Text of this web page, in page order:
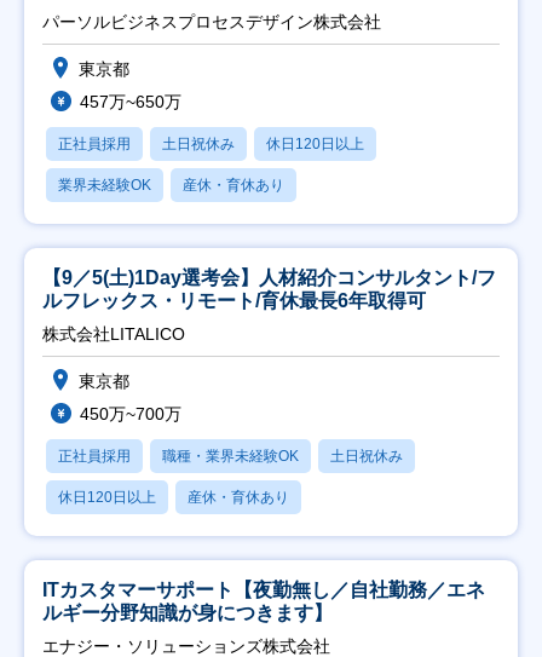
ト推進】
パーソルビジネスプロセスデザイン株式会社
東京都
457万~650万
正社員採用 土日祝休み 休日120日以上
業界未経験OK 産休・育休あり
【9／5(土)1Day選考会】人材紹介コンサルタント/フ
ルフレックス・リモート/育休最長6年取得可
株式会社LITALICO
東京都
450万~700万
正社員採用 職種・業界未経験OK 土日祝休み
休日120日以上 産休・育休あり
ITカスタマーサポート【夜勤無し／自社勤務／エネ
ルギー分野知識が身につきます】
エナジー・ソリューションズ株式会社